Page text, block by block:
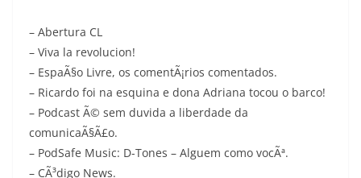
– Abertura CL
– Viva la revolucion!
– EspaÃ§o Livre, os comentÃ¡rios comentados.
– Ricardo foi na esquina e dona Adriana tocou o barco!
– Podcast Ã© sem duvida a liberdade da
comunicaÃ§Ã£o.
– PodSafe Music: D-Tones – Alguem como vocÃª.
– CÃ³digo News.